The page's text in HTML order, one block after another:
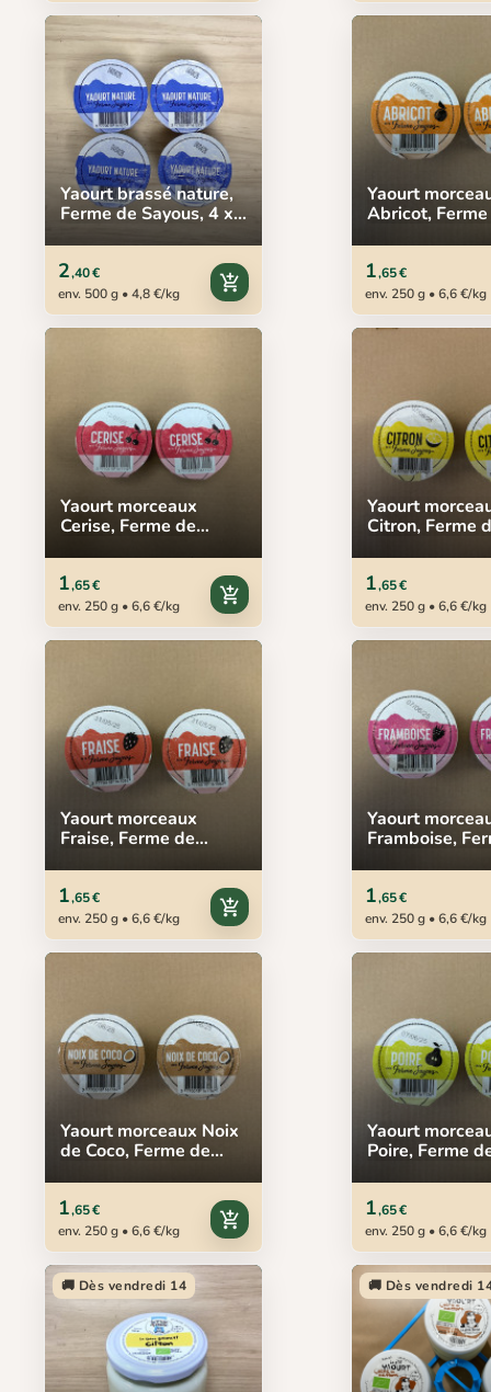
Yaourt brassé nature,
Ferme de Sayous, 4 x
2,40 €
env. 500 g • 4,8 €/kg
add_shopping_cart
Yaourt
Abricot,
1,65 €
env. 250 g • 6,6 €/kg
Yaourt morceaux
Cerise, Ferme de
1,65 €
env. 250 g • 6,6 €/kg
add_shopping_cart
Yaourt
Citron, Ferme
1,65 €
env. 250 g • 6,6 €/kg
Yaourt morceaux
Fraise, Ferme de
1,65 €
env. 250 g • 6,6 €/kg
add_shopping_cart
Yaourt
Framboise,
1,65 €
env. 250 g • 6,6 €/kg
Yaourt morceaux Noix
de Coco, Ferme de
1,65 €
env. 250 g • 6,6 €/kg
add_shopping_cart
Yaourt
Poire, Ferme
1,65 €
env. 250 g • 6,6 €/kg
🚚 Dès vendredi 14 🚚 Dès vendredi